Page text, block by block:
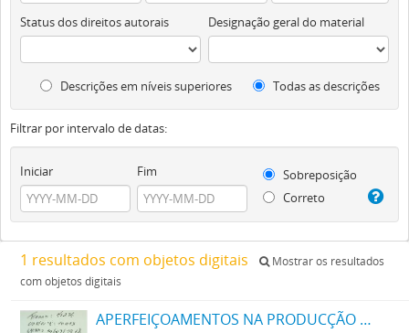
Status dos direitos autorais Designação geral do material
Descrições em níveis superiores Todas as descrições
Filtrar por intervalo de datas:
Iniciar Fim
Sobreposição
Correto
1 resultados com objetos digitais
Mostrar os resultados
com objetos digitais
APERFEIÇOAMENTOS NA PRODUCÇÃO DE TINTAS OU CORES